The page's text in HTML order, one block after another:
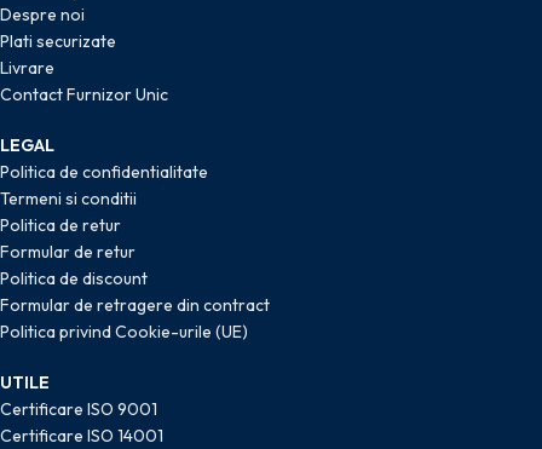
Despre noi
Plati securizate
Livrare
Contact Furnizor Unic
LEGAL
Politica de confidentialitate
Termeni si conditii
Politica de retur
Formular de retur
Politica de discount
Formular de retragere din contract
Politica privind Cookie-urile (UE)
UTILE
Certificare ISO 9001
Certificare ISO 14001